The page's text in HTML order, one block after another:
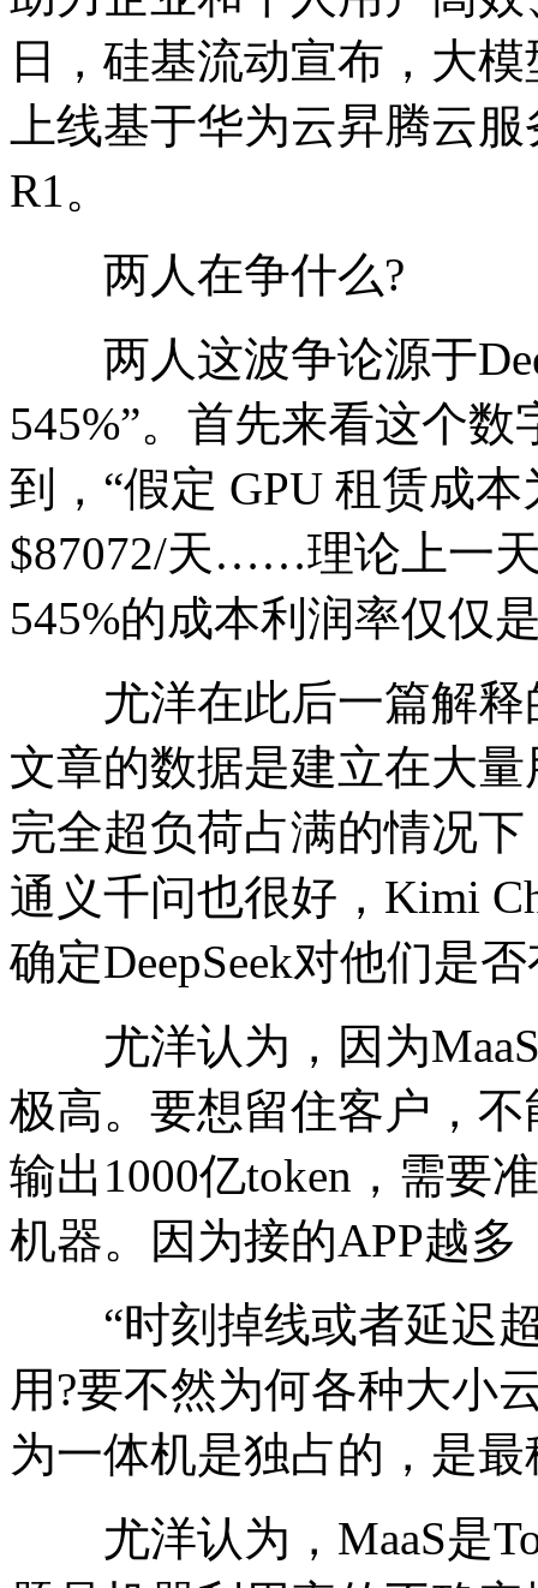
日，硅基流动宣布，大
上线基于华为云昇腾云服
R1。
两人在争什么?
两人这波争论源于
545%”。首先来看这个
到，“假定 GPU 租赁成
$87072/天……理论上一
545%的成本利润率仅仅
尤洋在此后一篇解释
文章的数据是建立在大量
完全超负荷占满的情况
通义千问也很好，Kimi
确定DeepSeek对他们是
尤洋认为，因为MaaS
极高。要想留住客户，
输出1000亿token，需要
机器。因为接的APP越
“时刻掉线或者延迟超
用?要不然为何各种大小
为一体机是独占的，是最
尤洋认为，MaaS是